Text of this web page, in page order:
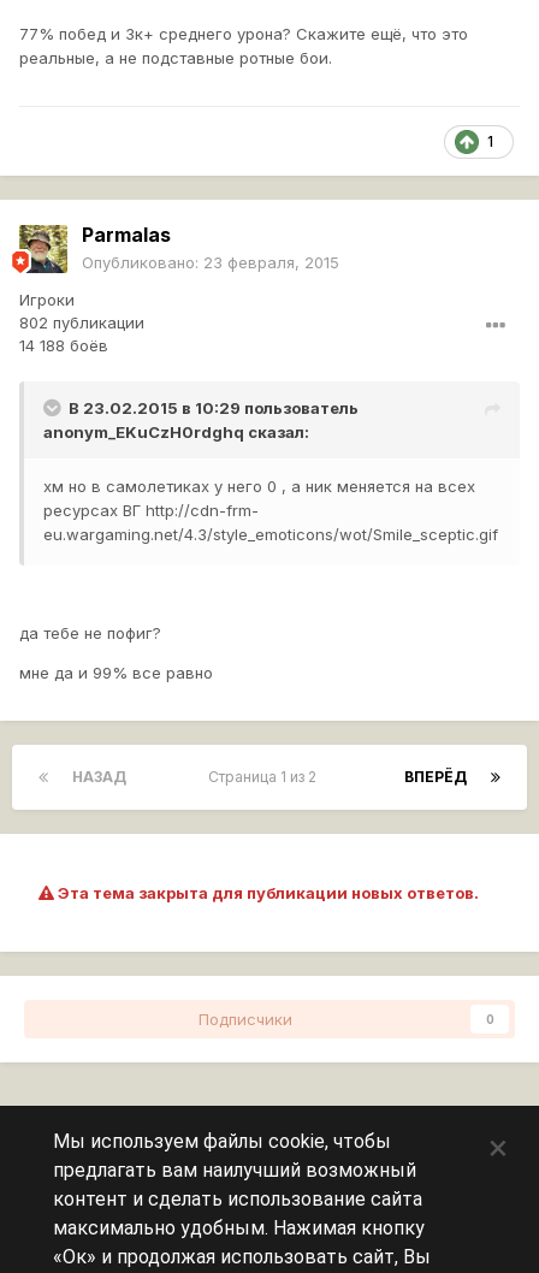
77% побед и 3к+ среднего урона? Скажите ещё, что это
реальные, а не подставные ротные бои.
1
Parmalas
Опубликовано: 23 февраля, 2015
Игроки
802 публикации
14 188 боёв
В 23.02.2015 в 10:29 пользователь
anonym_EKuCzH0rdghq сказал:
хм но в самолетиках у него 0 , а ник меняется на всех
ресурсах ВГ http://cdn-frm-
eu.wargaming.net/4.3/style_emoticons/wot/Smile_sceptic.gif
да тебе не пофиг?
мне да и 99% все равно
НАЗАД ВПЕРЁД
Страница 1 из 2
Эта тема закрыта для публикации новых ответов.
Подписчики 0
Сейчас на странице
Эту страницу никто не просматривает.
Мы используем файлы cookie, чтобы
предлагать вам наилучший возможный
контент и сделать использование сайта
максимально удобным. Нажимая кнопку
«Ок» и продолжая использовать сайт, Вы
×